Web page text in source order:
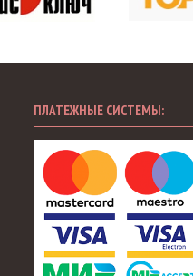
ПЛАТЕЖНЫЕ СИСТЕМЫ: